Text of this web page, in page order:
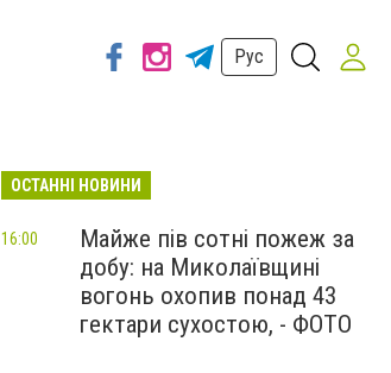
Рус
ОСТАННІ НОВИНИ
Майже пів сотні пожеж за
добу: на Миколаївщині
вогонь охопив понад 43
гектари сухостою, - ФОТО
16:00